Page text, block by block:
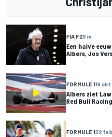
FIA F29 m
Een halve
Albers, Jos
FORMULE 119
Albers ziet
Red Bull Racing
FORMULE 122